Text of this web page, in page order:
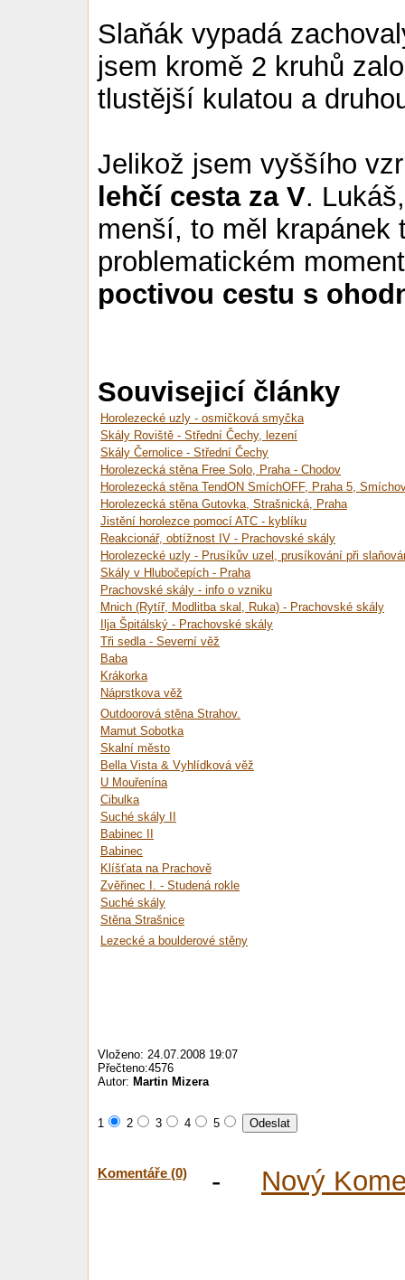
Slaňák vypadá
jsem kromě 2 kruhů
tlustější kulatou a
Jelikož jsem vyššího
lehčí cesta za V.
menší, to měl krapánek
problematickém
poctivou cestu s
Souvisejicí články
Horolezecké uzly - osmičková smyčka
Skály Roviště - Střední Čechy, lezení
Skály Černolice - Střední Čechy
Horolezecká stěna Free Solo, Praha - Chodov
Horolezecká stěna TendON SmíchOFF, Praha 5,
Horolezecká stěna Gutovka, Strašnická, Praha
Jistění horolezce pomocí ATC - kyblíku
Reakcionář, obtížnost IV - Prachovské skály
Horolezecké uzly - Prusíkův uzel, prusíkování při
Skály v Hlubočepích - Praha
Prachovské skály - info o vzniku
Mnich (Rytíř, Modlitba skal, Ruka) - Prachovské skály
Ilja Špitálský - Prachovské skály
Tři sedla - Severní věž
Baba
Krákorka
Náprstkova věž
Outdoorová stěna Strahov.
Mamut Sobotka
Skalní město
Bella Vista & Vyhlídková věž
U Mouřenína
Cibulka
Suché skály II
Babinec II
Babinec
Klíšťata na Prachově
Zvěřinec I. - Studená rokle
Suché skály
Stěna Strašnice
Lezecké a boulderové stěny
Vloženo: 24.07.2008 19:07
Přečteno:4576
Autor: Martin Mizera
1 2 3 4 5
Komentáře (0) - Nový